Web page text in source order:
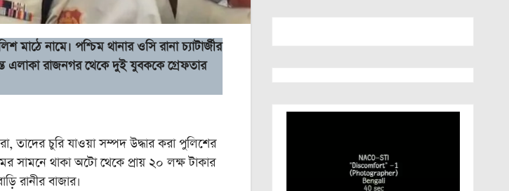
নামে। পশ্চিম থানার ওসি রানা চ্যাটার্জীর
এলাকা রাজনগর থেকে দুই যুবককে গ্রেফতার
চুরি যাওয়া সম্পদ উদ্ধার করা পুলিশের
সামনে থাকা অটো থেকে প্রায় ২০ লক্ষ টাকার
রানীর বাজার।